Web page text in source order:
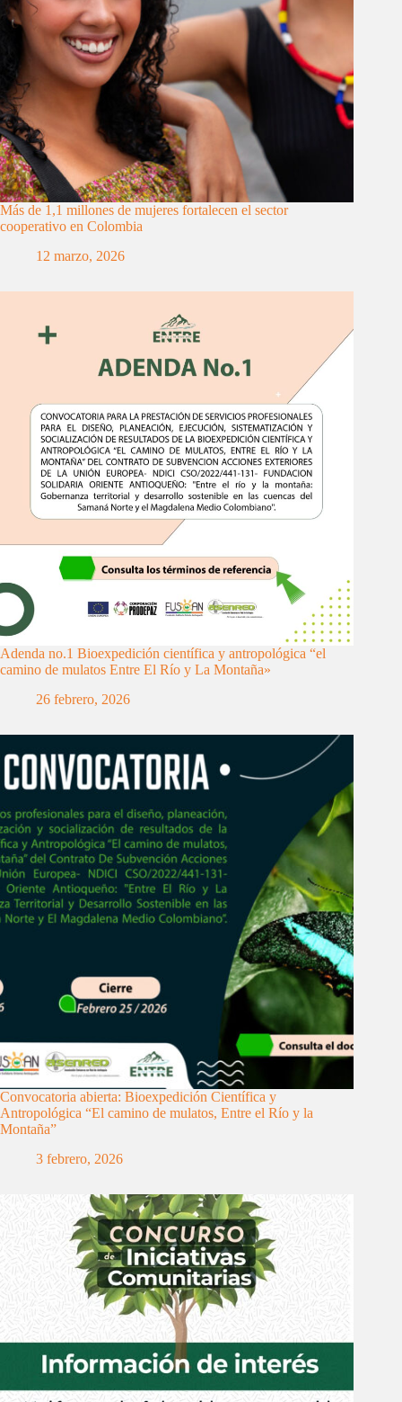
Más de 1,1 millones de mujeres fortalecen el sector
cooperativo en Colombia
12 marzo, 2026
Adenda no.1 Bioexpedición científica y antropológica “el
camino de mulatos Entre El Río y La Montaña»
26 febrero, 2026
Convocatoria abierta: Bioexpedición Científica y
Antropológica “El camino de mulatos, Entre el Río y la
Montaña”
3 febrero, 2026